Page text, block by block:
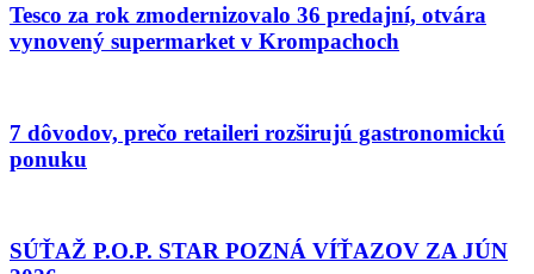
Tesco za rok zmodernizovalo 36 predajní, otvára
vynovený supermarket v Krompachoch
7 dôvodov, prečo retaileri rozširujú gastronomickú
ponuku
SÚŤAŽ P.O.P. STAR POZNÁ VÍŤAZOV ZA JÚN